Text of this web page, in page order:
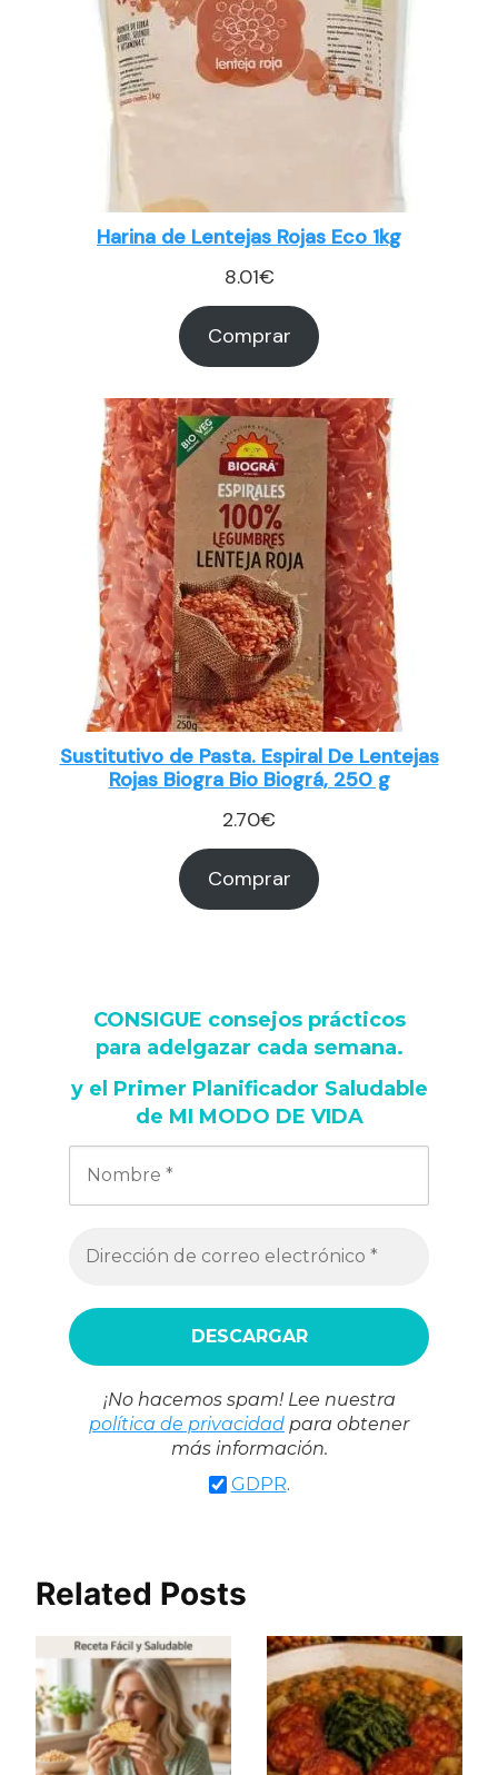
Harina de Lentejas Rojas Eco 1kg
8.01€
Comprar
Sustitutivo de Pasta. Espiral De Lentejas
Rojas Biogra Bio Biográ, 250 g
2.70€
Comprar
CONSIGUE consejos prácticos
para adelgazar cada semana.
y el Primer Planificador Saludable
de MI MODO DE VIDA
¡No hacemos spam! Lee nuestra
política de privacidad para obtener
más información.
GDPR.
Related Posts